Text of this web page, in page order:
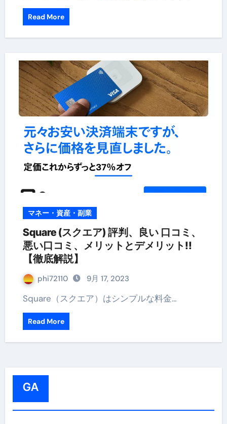
Read More
マネー・資産・副業
Square (スクエア) 評判、良い 口コミ、
悪い口コミ、メリットとデメリット!!
【徹底解説】
phi72110 9月 17, 2023
Square（スクエア）はシンプルな料金…
Read More
GA